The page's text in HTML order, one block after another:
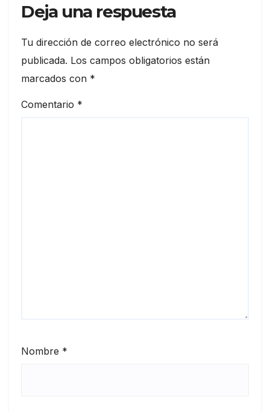
Deja una respuesta
Tu dirección de correo electrónico no será
publicada. Los campos obligatorios están
marcados con *
Comentario *
Nombre *